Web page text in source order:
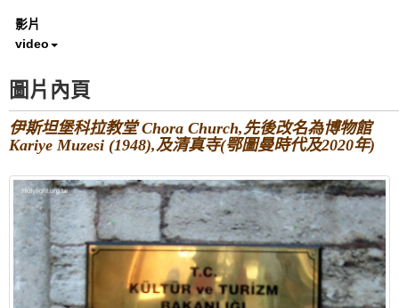
影片
video
圖片內頁
伊斯坦堡科拉教堂 Chora Church,先後改名為博物館
Kariye Muzesi (1948),及清真寺(鄂圖曼時代及2020年)